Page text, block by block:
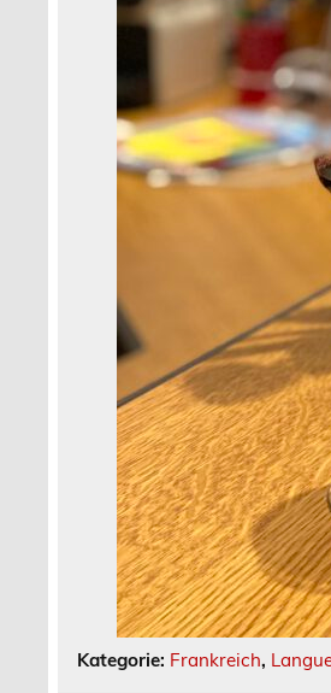
Kategorie: Frankreich,